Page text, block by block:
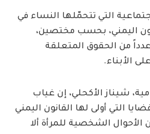
التي تتحمّلها النساء في
اليمني، بحسب مختصين،
من الحقوق المتعلقة
الأبناء.
شيناز الأكحلي، إن غياب
التي أولى لها القانون اليمني
الأحوال الشخصية للمرأة ألا